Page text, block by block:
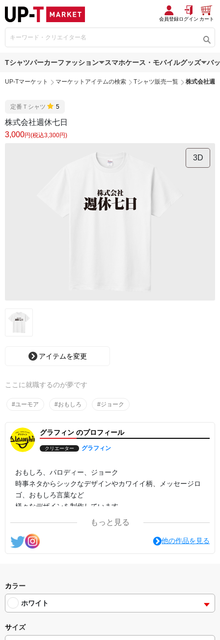
会員登録ログイン カート
Tシャツパーカーファッション スマホケース・モバイルグッズ バ
UP-Tマーケット マーケットアイテムの検索 Tシャツ販売一覧 株式会社週
定番Ｔシャツ 5
株式会社週休七日
3,000円(税込3,300円)
3D
アイテムを変更
ここに就職するのが夢です
#ユーモア #おもしろ #ジョーク
グラフィン のプロフィール
クリエーター グラフィン
おもしろ、パロディー、ジョーク
時事ネタからシックなデザインやカワイイ柄、メッセージロ
ゴ、おもしろ言葉など
様々なデザインを制作しています。
もっと見る
他の作品を見る
カラー
ホワイト
サイズ